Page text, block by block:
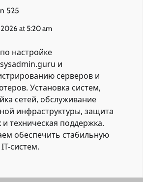
525
at 5:20 am
настройке
и
серверов и
Установка систем,
сетей, обслуживание
инфраструктуры, защита
техническая поддержка.
обеспечить стабильную
систем.